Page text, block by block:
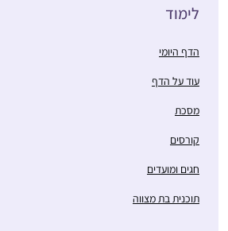
לימוד
הדף היומי
עוד על הדף
מסכת
קורסים
חגים ומועדים
תוכנית בת מצווה